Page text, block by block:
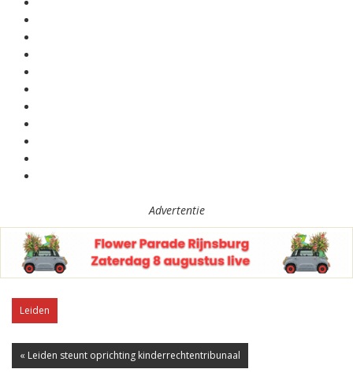
Advertentie
Leiden
« Leiden steunt oprichting kinderrechtentribunaal